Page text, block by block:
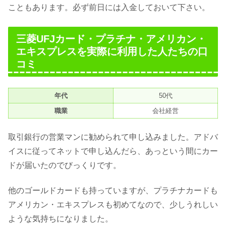
こともあります。必ず前日には入金しておいて下さい。
三菱UFJカード・プラチナ・アメリカン・
エキスプレスを実際に利用した人たちの口
コミ
年代
50代
職業
会社経営
取引銀行の営業マンに勧められて申し込みました。アドバ
イスに従ってネットで申し込んだら、あっという間にカー
ドが届いたのでびっくりです。
他のゴールドカードも持っていますが、プラチナカードも
アメリカン・エキスプレスも初めてなので、少しうれしい
ような気持ちになりました。